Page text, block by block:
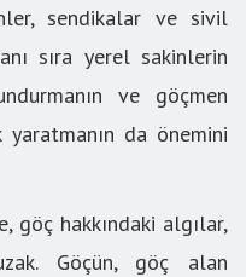
sendikalar ve sivil
sıra yerel sakinlerin
ve göçmen
yaratmanın da önemini
göç hakkındaki algılar,
Göçün, göç alan